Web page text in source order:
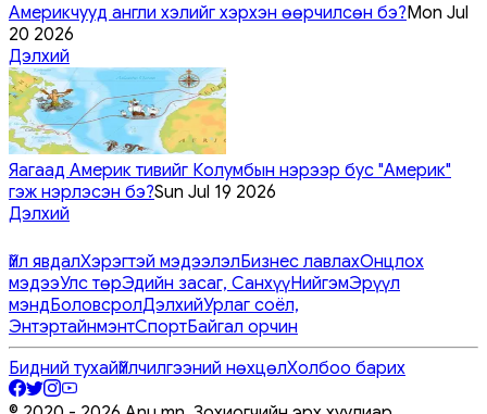
Америкчууд англи хэлийг хэрхэн өөрчилсөн бэ?Mon Jul
20 2026
Дэлхий
Яагаад Америк тивийг Колумбын нэрээр бус "Америк"
гэж нэрлэсэн бэ?Sun Jul 19 2026
Дэлхий
Үйл явдалХэрэгтэй мэдээлэлБизнес лавлахОнцлох
мэдээУлс төрЭдийн засаг, СанхүүНийгэмЭрүүл
мэндБоловсролДэлхийУрлаг соёл,
ЭнтэртайнмэнтСпортБайгал орчин
Бидний тухайҮйлчилгээний нөхцөлХолбоо барих